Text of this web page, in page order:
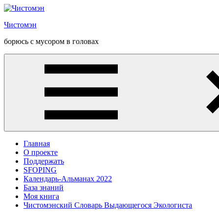
Перейти
содержанию
Чистомэн
борюсь с мусором в головах
Главная
О проекте
Поддержать
SFOPING
Календарь-Альманах 2022
База знаний
Моя книга
Чистомэнский Словарь Выдающегося Экологиста